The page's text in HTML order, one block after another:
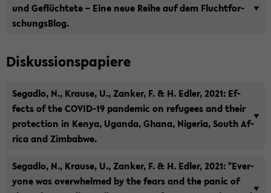
und Ge­flüch­te­te – Eine neue Reihe auf dem Flucht­for­
schungs­Blog.
Dis­kus­si­ons­pa­pie­re
Se­g­ad­lo, N., Krau­se, U., Zan­ker, F. & H. Edler, 2021: Ef­
fects of the COVID-​19 pan­de­mic on re­fu­gees and their
pro­tec­tion in Kenya, Ugan­da, Ghana, Ni­ge­ria, South Af­
ri­ca and Zim­bab­we.
Se­g­ad­lo, N., Krau­se, U., Zan­ker, F. & H. Edler, 2021: "Ever­
yo­ne was over­whel­med by the fears and the panic of